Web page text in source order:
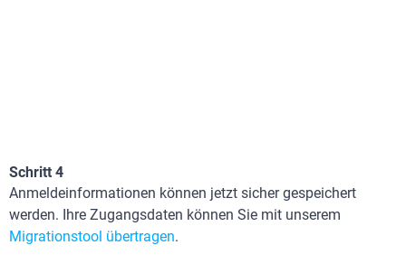
Schritt 4
Anmeldeinformationen können jetzt sicher gespeichert
werden. Ihre Zugangsdaten können Sie mit unserem
Migrationstool übertragen.